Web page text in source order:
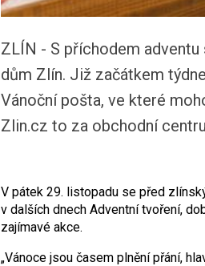
ZLÍN - S příchodem
dům Zlín. Již začátkem
Vánoční pošta, ve které
Zlin.cz to za obchodní
V pátek 29. listopadu se před
v dalších dnech Adventní tvoření,
zajímavé akce.
„Vánoce jsou časem plnění přání,